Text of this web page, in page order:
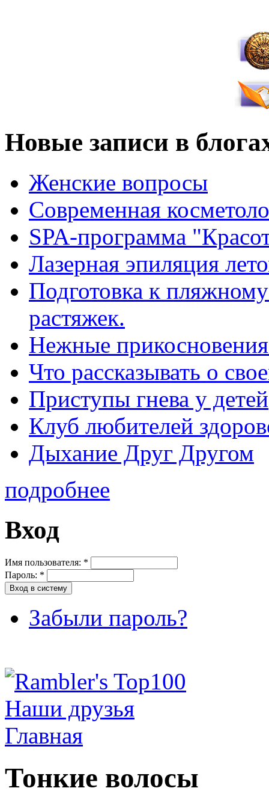
Новые записи в
Женские вопросы
Современная
SPA-программа
Лазерная эпиляция
Подготовка к
растяжек.
Нежные
Что рассказывать о
Приступы гнева у детей
Клуб любителей
Дыхание Друг Другом
подробнее
Вход
Имя пользователя: *
Пароль: *
Забыли пароль?
Наши друзья
Главная
Тонкие волосы